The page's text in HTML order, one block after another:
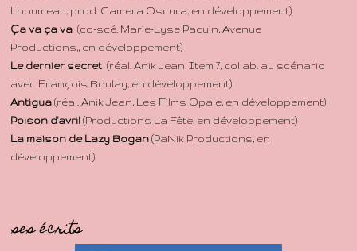
Lhoumeau, prod. Camera Oscura, en développement)
Ça va ça va (co-scé. Marie-Lyse Paquin, Avenue
Productions,, en développement)
Le dernier secret(réal. Anik Jean, Item 7, collab. au scénario
avec François Boulay, en développement)
Antigua (réal. Anik Jean, Les Films Opale, en développement)
Poison d'avril (Productions La Fête, en développement)
La maison de Lazy Bogan (PaNik Productions, en
développement)
ses écrits